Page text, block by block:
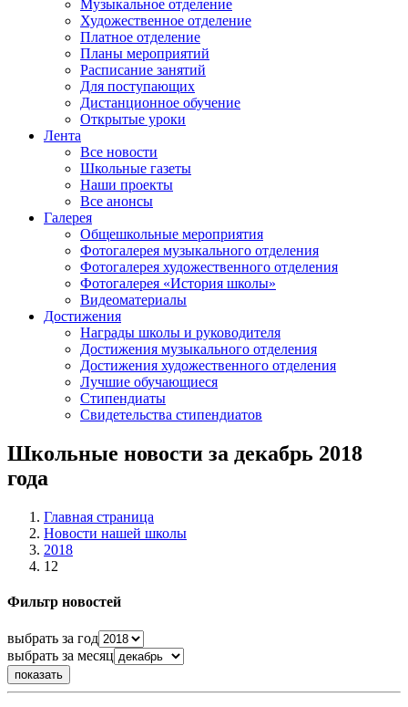
Музыкальное отделение
Художественное отделение
Платное отделение
Планы мероприятий
Расписание занятий
Для поступающих
Дистанционное обучение
Открытые уроки
Лента
Все новости
Школьные газеты
Наши проекты
Все анонсы
Галерея
Общешкольные мероприятия
Фотогалерея музыкального отделения
Фотогалерея художественного отделения
Фотогалерея «История школы»
Видеоматериалы
Достижения
Награды школы и руководителя
Достижения музыкального отделения
Достижения художественного отделения
Лучшие обучающиеся
Стипендиаты
Свидетельства стипендиатов
Школьные новости за декабрь 2018
года
Главная страница
Новости нашей школы
2018
12
Фильтр новостей
выбрать за год
выбрать за месяц